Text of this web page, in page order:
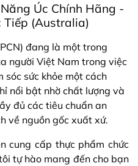
Úc Chính Hãng -
Tiếp (Australia)
đang là một trong
người Việt Nam trong việc
sức khỏe một cách
nổi bật nhờ chất lượng và
đủ các tiêu chuẩn an
về nguồn gốc xuất xứ.
cung cấp thực phẩm chức
tự hào mang đến cho bạn